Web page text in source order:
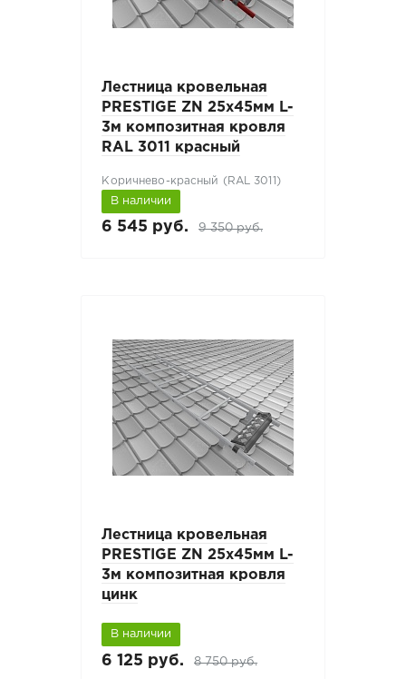
Лестница кровельная
PRESTIGE ZN 25x45мм L-
3м композитная кровля
RAL 3011 красный
Коричнево-красный (RAL 3011)
В наличии
6 545 руб. 9 350 руб.
Лестница кровельная
PRESTIGE ZN 25x45мм L-
3м композитная кровля
цинк
В наличии
6 125 руб. 8 750 руб.